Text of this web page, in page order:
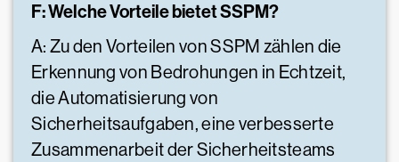
F: Welche Vorteile bietet SSPM?
A: Zu den Vorteilen von SSPM zählen die
Erkennung von Bedrohungen in Echtzeit,
die Automatisierung von
Sicherheitsaufgaben, eine verbesserte
Zusammenarbeit der Sicherheitsteams